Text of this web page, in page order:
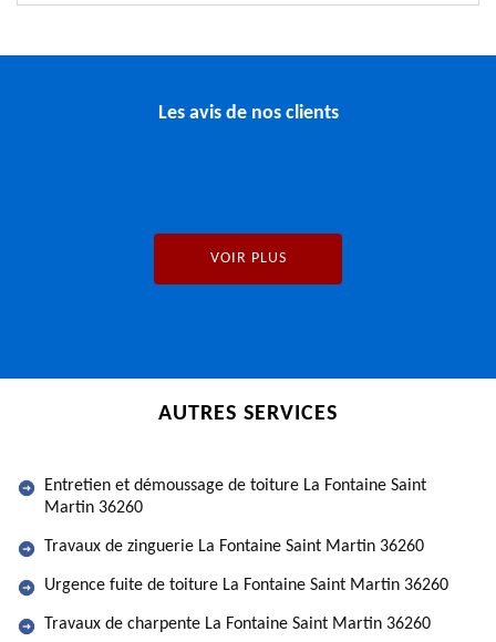
Les avis de nos clients
VOIR PLUS
AUTRES SERVICES
Entretien et démoussage de toiture La Fontaine Saint
Martin 36260
Travaux de zinguerie La Fontaine Saint Martin 36260
Urgence fuite de toiture La Fontaine Saint Martin 36260
Travaux de charpente La Fontaine Saint Martin 36260